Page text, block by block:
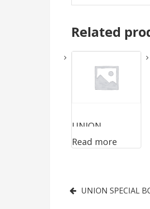
Related
UNION
SPECIAL
Read more
Post
UNION SPECIAL